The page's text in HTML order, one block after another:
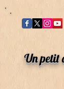
Un petit